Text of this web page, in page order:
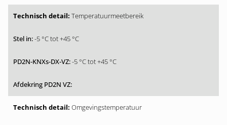
Temperatuurmeetbereik
-5 °C tot +45 °C
-5 °C tot +45 °C
Omgevingstemperatuur